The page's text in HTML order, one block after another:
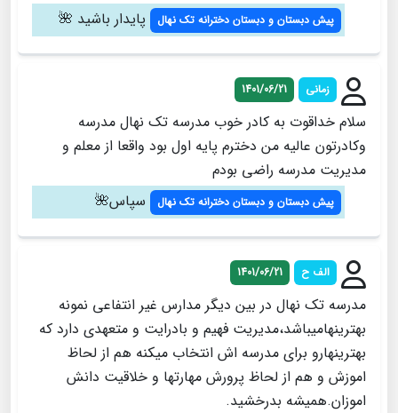
پیش دبستان و دبستان دخترانه تک نهال پایدار باشید 🌺
زمانی 1401/06/21
سلام خداقوت به کادر خوب مدرسه تک نهال مدرسه
وکادرتون عالیه من دخترم پایه اول بود واقعا از معلم و
مدیریت مدرسه راضی بودم
پیش دبستان و دبستان دخترانه تک نهال سپاس🌺
الف ح 1401/06/21
مدرسه تک نهال در بین دیگر مدارس غیر انتفاعی نمونه
بهترینهامیباشد،مدیریت فهیم و بادرایت و متعهدی دارد که
بهترینهارو برای مدرسه اش انتخاب میکنه هم از لحاظ
اموزش و هم از لحاظ پرورش مهارتها و خلاقیت دانش
اموزان.همیشه بدرخشید.